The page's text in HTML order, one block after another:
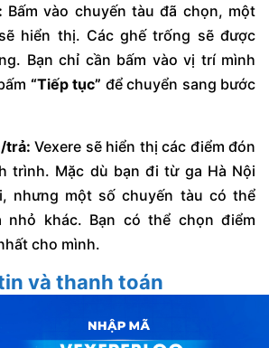
Bấm vào chuyến tàu đã chọn, một
hiển thị. Các ghế trống sẽ được
Bạn chỉ cần bấm vào vị trí mình
“Tiếp tục” để chuyển sang bước
trả: Vexere sẽ hiển thị các điểm đón
trình. Mặc dù bạn đi từ ga Hà Nội
nhưng một số chuyến tàu có thể
nhỏ khác. Bạn có thể chọn điểm
cho mình.
và thanh toán
khách:
Bạn cần nhập đầy đủ và